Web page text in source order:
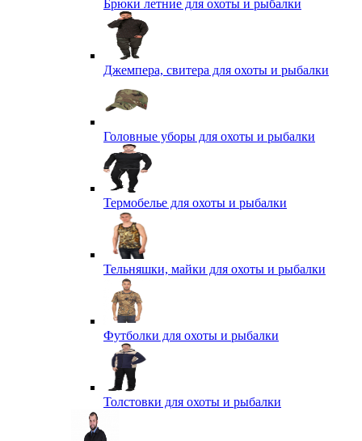
Брюки летние для охоты и рыбалки
Джемпера, свитера для охоты и рыбалки
Головные уборы для охоты и рыбалки
Термобелье для охоты и рыбалки
Тельняшки, майки для охоты и рыбалки
Футболки для охоты и рыбалки
Толстовки для охоты и рыбалки